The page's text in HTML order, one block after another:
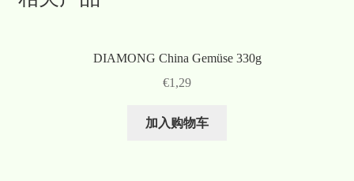
DIAMONG China Gemüse 330g
€1,29
加入购物车